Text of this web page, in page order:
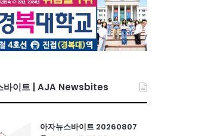
바이트 | AJA Newsbites
아자뉴스바이트 20260807